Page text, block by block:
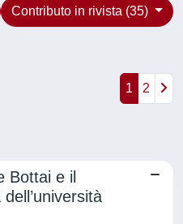
Contributo in rivista (35)
1 2
Bottai e il